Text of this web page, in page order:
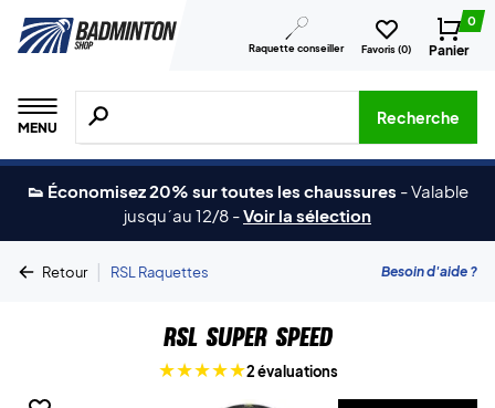
Raquette conseiller Favoris (0)
0
Panier
MENU
Recherche de produits, de marques, etc.
Recherche
👟 Économisez 20% sur toutes les chaussures -Valable
jusqu´au 12/8 -Voir la sélection
Retour | RSL Raquettes Besoin d'aide ?
RSL Super Speed
2 évaluations